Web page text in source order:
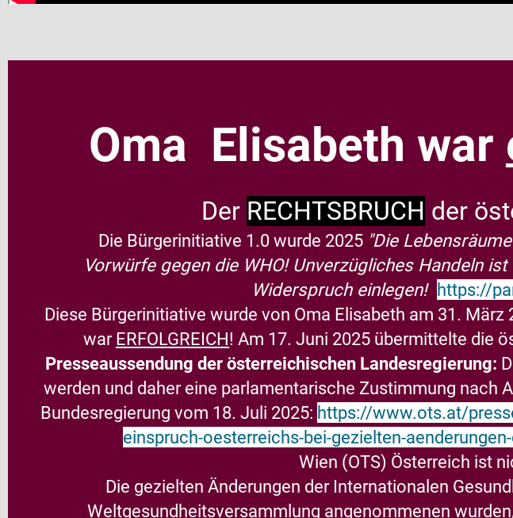
Oma Elisabeth war
Der RECHTSBRUCH der
Die Bürgerinitiative 1.0 wurde 2025 "Die
Vorwürfe gegen die WHO! Unverzügliches Handeln
Widerspruch einlegen! https://
Diese Bürgerinitiative wurde von Oma Elisabeth am 31.
warERFOLGREICH! Am 17. Juni 2025 übermittelte die
Presseaussendung der österreichischen Landesregierung:
werden und daher eine parlamentarische Zustimmung nach
Bundesregierung vom 18. Juli 2025: https://www.ots.at/
einspruch-oesterreichs-bei-gezielten-
Wien (OTS) Österreich ist
Die gezielten Änderungen der Internationalen
Weltgesundheitsversammlung angenommenen